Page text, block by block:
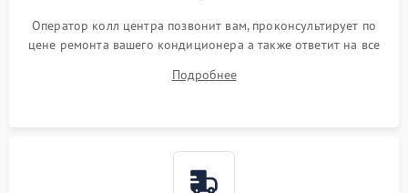
Оператор колл центра позвонит вам, проконсультирует по
цене ремонта вашего кондиционера а также ответит на все
Подробнее